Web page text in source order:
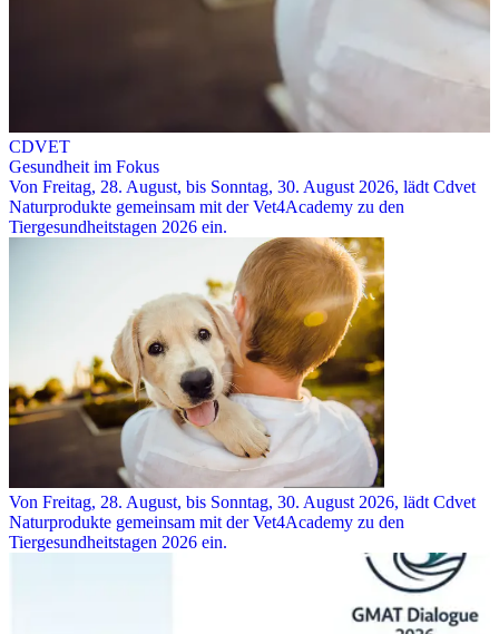
CDVET
Gesundheit im Fokus
Von Freitag, 28. August, bis Sonntag, 30. August 2026, lädt Cdvet
Naturprodukte gemeinsam mit der Vet4Academy zu den
Tiergesundheitstagen 2026 ein.
Von Freitag, 28. August, bis Sonntag, 30. August 2026, lädt Cdvet
Naturprodukte gemeinsam mit der Vet4Academy zu den
Tiergesundheitstagen 2026 ein.